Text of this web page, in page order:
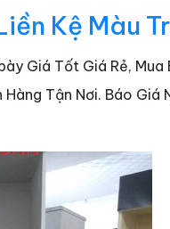
Kệ Màu
Giá Tốt Giá Rẻ, Mua
Hàng Tận Nơi. Báo